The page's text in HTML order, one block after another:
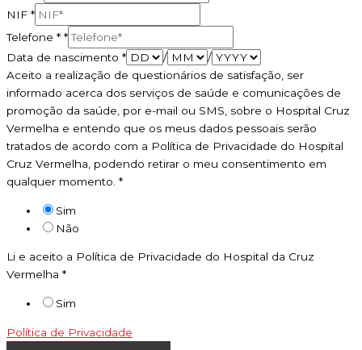
NIF *
Telefone * *
Data de nascimento * /
/
Aceito a realização de questionários de satisfação, ser
informado acerca dos serviços de saúde e comunicações de
promoção da saúde, por e-mail ou SMS, sobre o Hospital Cruz
Vermelha e entendo que os meus dados pessoais serão
tratados de acordo com a Política de Privacidade do Hospital
Cruz Vermelha, podendo retirar o meu consentimento em
qualquer momento. *
Sim
Não
Li e aceito a Política de Privacidade do Hospital da Cruz
Vermelha *
Sim
Política de Privacidade